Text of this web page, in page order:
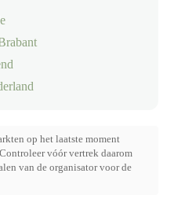
op het laatste moment
vóór vertrek daarom
van de organisator voor de